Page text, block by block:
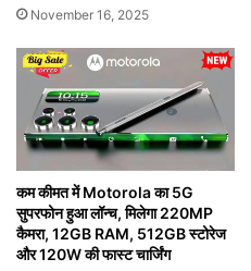
November 16, 2025
कम कीमत में Motorola का 5G
सुपरफोन हुआ लॉन्च, मिलेगा 220MP
कैमरा, 12GB RAM, 512GB स्टोरेज
और 120W की फास्ट चार्जिंग